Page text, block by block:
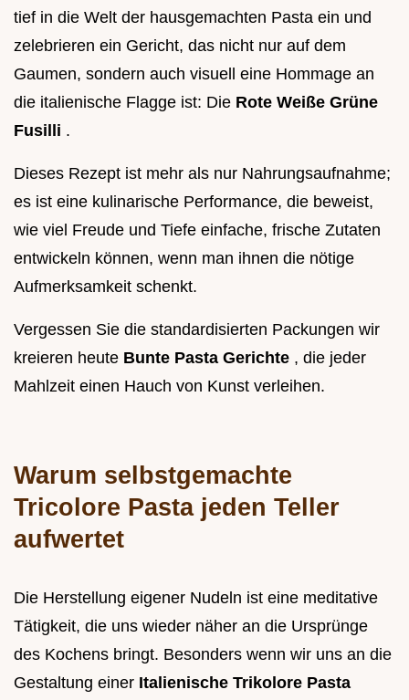
tief in die Welt der hausgemachten Pasta ein und
zelebrieren ein Gericht, das nicht nur auf dem
Gaumen, sondern auch visuell eine Hommage an
die italienische Flagge ist: Die Rote Weiße Grüne
Fusilli .
Dieses Rezept ist mehr als nur Nahrungsaufnahme;
es ist eine kulinarische Performance, die beweist,
wie viel Freude und Tiefe einfache, frische Zutaten
entwickeln können, wenn man ihnen die nötige
Aufmerksamkeit schenkt.
Vergessen Sie die standardisierten Packungen wir
kreieren heute Bunte Pasta Gerichte , die jeder
Mahlzeit einen Hauch von Kunst verleihen.
Warum selbstgemachte
Tricolore Pasta jeden Teller
aufwertet
Die Herstellung eigener Nudeln ist eine meditative
Tätigkeit, die uns wieder näher an die Ursprünge
des Kochens bringt. Besonders wenn wir uns an die
Gestaltung einer Italienische Trikolore Pasta